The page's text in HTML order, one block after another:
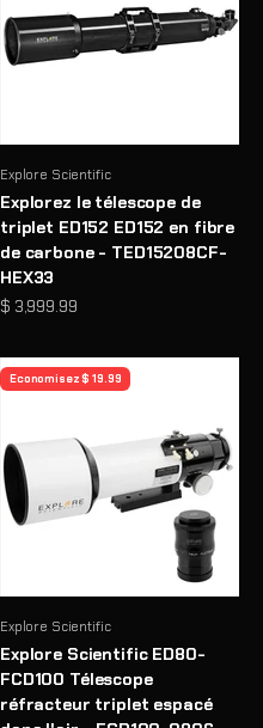
Explore Scientific
Explorez le télescope de
triplet ED152 ED152 en fibre
de carbone - TED15208CF-
HEX33
Prix de vente
$ 3,999.99
Economisez $ 19.99
Explore Scientific
Explore Scientific ED80-
FCD100 Télescope
réfracteur triplet espacé